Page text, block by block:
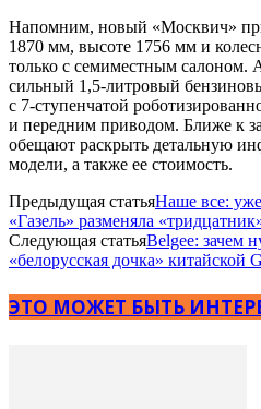
Напомним, новый «Москвич»
1870 мм, высоте 1756 мм и
только с семиместным салоном.
сильный 1,5-литровый
с 7-ступенчатой
и передним приводом. Ближе к
обещают раскрыть детальную
модели, а также ее стоимость.
Предыдущая статьяНаше все:
«Газель» разменяла
Следующая статьяBelgee: зачем
«белорусская дочка» китайской
ЭТО МОЖЕТ БЫТЬ